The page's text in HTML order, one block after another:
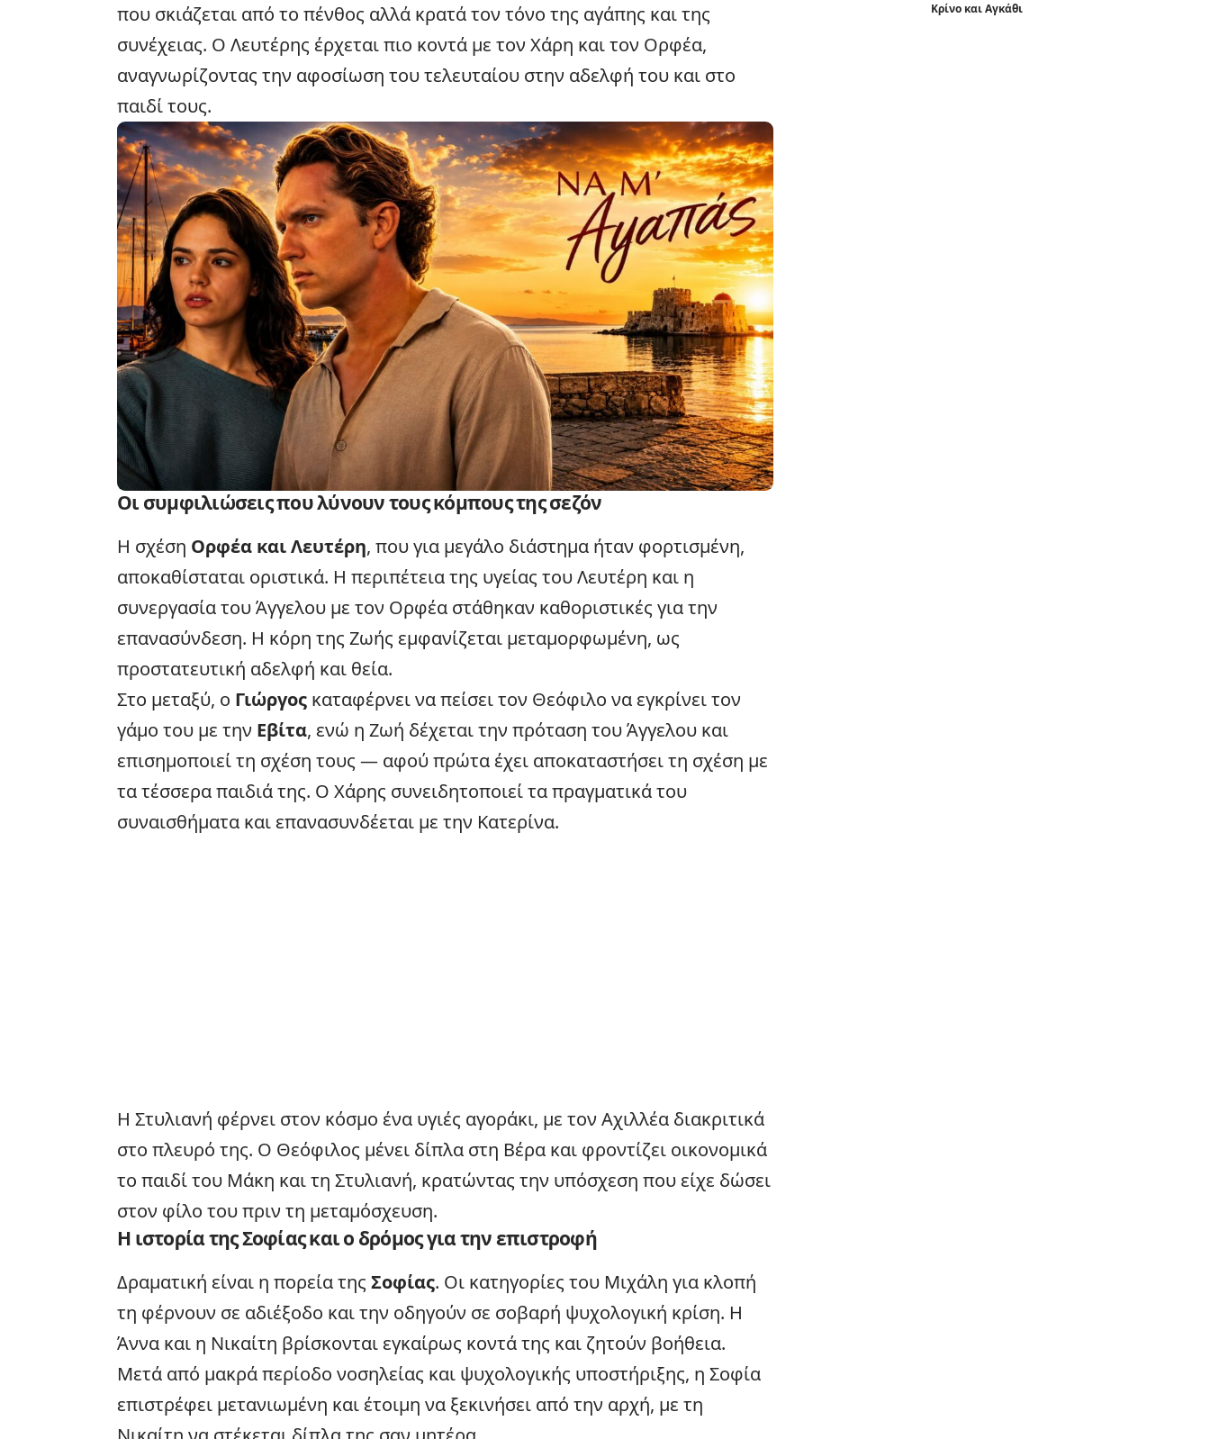
που σκιάζεται από το πένθος αλλά κρατά τον τόνο της αγάπης και της
συνέχειας. Ο Λευτέρης έρχεται πιο κοντά με τον Χάρη και τον Ορφέα,
αναγνωρίζοντας την αφοσίωση του τελευταίου στην αδελφή του και στο
παιδί τους.
Οι συμφιλιώσεις που λύνουν τους κόμπους της σεζόν
Η σχέση Ορφέα και Λευτέρη, που για μεγάλο διάστημα ήταν φορτισμένη,
αποκαθίσταται οριστικά. Η περιπέτεια της υγείας του Λευτέρη και η
συνεργασία του Άγγελου με τον Ορφέα στάθηκαν καθοριστικές για την
επανασύνδεση. Η κόρη της Ζωής εμφανίζεται μεταμορφωμένη, ως
προστατευτική αδελφή και θεία.
Στο μεταξύ, ο Γιώργος καταφέρνει να πείσει τον Θεόφιλο να εγκρίνει τον
γάμο του με την Εβίτα, ενώ η Ζωή δέχεται την πρόταση του Άγγελου και
επισημοποιεί τη σχέση τους — αφού πρώτα έχει αποκαταστήσει τη σχέση με
τα τέσσερα παιδιά της. Ο Χάρης συνειδητοποιεί τα πραγματικά του
συναισθήματα και επανασυνδέεται με την Κατερίνα.
Η Στυλιανή φέρνει στον κόσμο ένα υγιές αγοράκι, με τον Αχιλλέα διακριτικά
στο πλευρό της. Ο Θεόφιλος μένει δίπλα στη Βέρα και φροντίζει οικονομικά
το παιδί του Μάκη και τη Στυλιανή, κρατώντας την υπόσχεση που είχε δώσει
στον φίλο του πριν τη μεταμόσχευση.
Η ιστορία της Σοφίας και ο δρόμος για την επιστροφή
Δραματική είναι η πορεία της Σοφίας. Οι κατηγορίες του Μιχάλη για κλοπή
τη φέρνουν σε αδιέξοδο και την οδηγούν σε σοβαρή ψυχολογική κρίση. Η
Άννα και η Νικαίτη βρίσκονται εγκαίρως κοντά της και ζητούν βοήθεια.
Μετά από μακρά περίοδο νοσηλείας και ψυχολογικής υποστήριξης, η Σοφία
επιστρέφει μετανιωμένη και έτοιμη να ξεκινήσει από την αρχή, με τη
Κρίνο και Αγκάθι